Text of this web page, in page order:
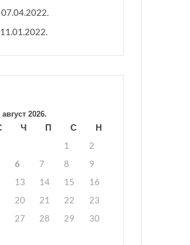
07.04.2022.
11.01.2022.
август 2026.
Ч П С
Н
1
2
6 7 8
9
13 14 15
16
20 21 22
23
27 28 29
30